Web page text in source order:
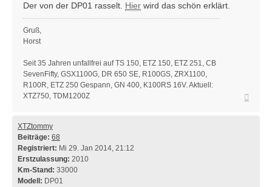
Der von der DP01 rasselt. Hier wird das schön erklärt.
Gruß,
Horst
Seit 35 Jahren unfallfrei auf TS 150, ETZ 150, ETZ 251, CB
SevenFifty, GSX1100G, DR 650 SE, R100GS, ZRX1100,
R100R, ETZ 250 Gespann, GN 400, K100RS 16V. Aktuell:
XTZ750, TDM1200Z
XTZtommy
Beiträge: 68
Registriert: Mi 29. Jan 2014, 21:12
Erstzulassung: 2010
Km-Stand: 33000
Modell: DP01